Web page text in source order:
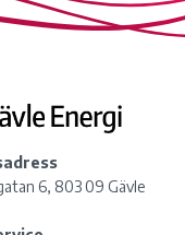
6, 803 09 Gävle